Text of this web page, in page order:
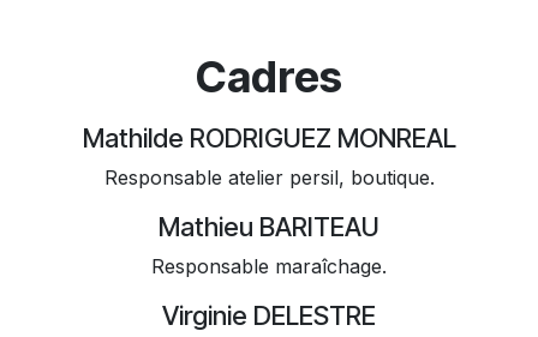
Cadres
Mathilde RODRIGUEZ MONREAL
Responsable atelier persil, boutique.
Mathieu BARITEAU
Responsable maraîchage.
Virginie DELESTRE